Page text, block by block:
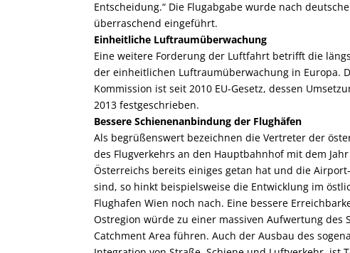
Entscheidung.“ Die Flugabgabe wurde nach
überraschend eingeführt.
Einheitliche Luftraumüberwachung
Eine weitere Forderung der Luftfahrt betrifft die
der einheitlichen Luftraumüberwachung in Europa.
Kommission ist seit 2010 EU-Gesetz, dessen
2013 festgeschrieben.
Bessere Schienenanbindung der Flughäfen
Als begrüßenswert bezeichnen die Vertreter der
des Flugverkehrs an den Hauptbahnhof mit dem
Österreichs bereits einiges getan hat und die
sind, so hinkt beispielsweise die Entwicklung im
Flughafen Wien noch nach. Eine bessere
Ostregion würde zu einer massiven Aufwertung
Catchment Area führen. Auch der Ausbau des